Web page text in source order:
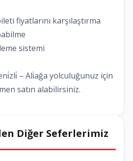
fiyatlarını karşılaştırma
sistemi
– Ali̇ağa yolculuğunuz için
satın alabilirsiniz.
Diğer Seferlerimiz